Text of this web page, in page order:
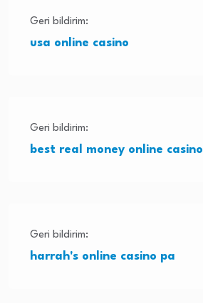
Geri bildirim:
usa online casino
Geri bildirim:
best real money online casino
Geri bildirim:
harrah's online casino pa